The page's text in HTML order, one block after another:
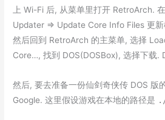
上 Wi-Fi 后, 从菜单里打开 RetroArch.
Updater => Update Core Info Files 更
然后回到 RetroArch 的主菜单, 选择
Core…, 找到 DOS(DOSBox), 选择下载.
然后, 要去准备一份仙剑奇侠传 DOS 版
Google. 这里假设游戏在本地的路径是